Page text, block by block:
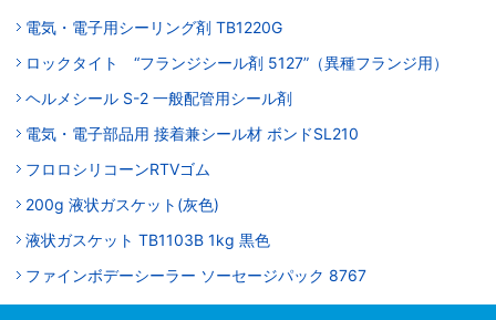
電気・電子用シーリング剤 TB1220G
ロックタイト “フランジシール剤 5127”（異種フランジ用）
ヘルメシール S-2 一般配管用シール剤
電気・電子部品用 接着兼シール材 ボンドSL210
フロロシリコーンRTVゴム
200g 液状ガスケット(灰色)
液状ガスケット TB1103B 1kg 黒色
ファインボデーシーラー ソーセージパック 8767